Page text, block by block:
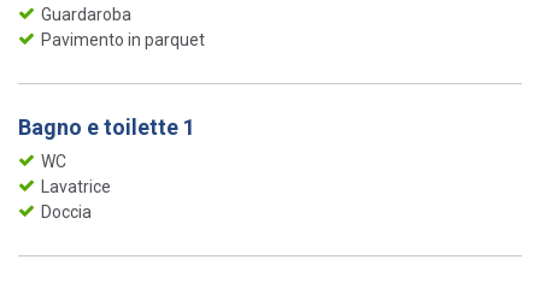
Guardaroba
Pavimento in parquet
Bagno e toilette 1
WC
Lavatrice
Doccia